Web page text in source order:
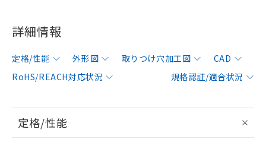
詳細情報
定格/性能 外形図 取りつけ穴加工図
CAD
RoHS/REACH対応状況
規格認証/適合状況
定格/性能